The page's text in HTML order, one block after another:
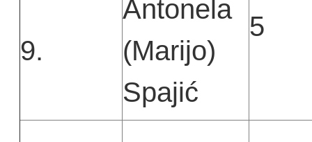
9.
Antonela
(Marijo)
Spajić
5